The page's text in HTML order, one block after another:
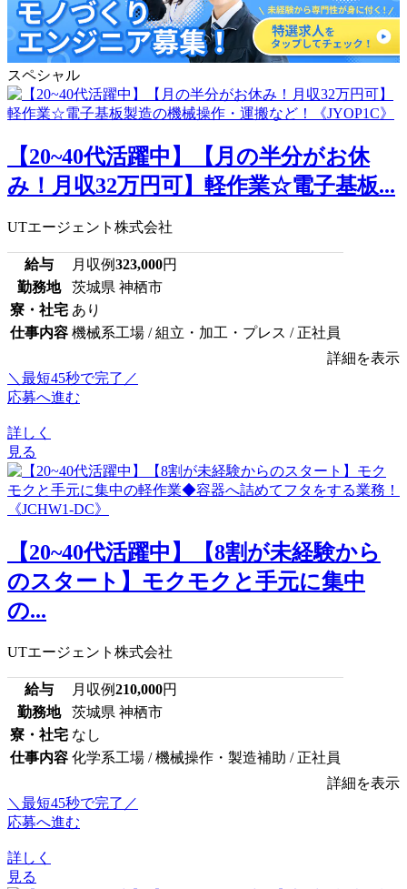
スペシャル
【20~40代活躍中】【月の半分がお休
み！月収32万円可】軽作業☆電子基板...
UTエージェント株式会社
給与 月収例323,000円
勤務地
茨城県 神栖市
寮・社宅 あり
仕事内容 機械系工場 / 組立・加工・プレス / 正社員
詳細を表示
＼最短45秒で完了／
応募へ進む
詳しく
見る
【20~40代活躍中】【8割が未経験から
のスタート】モクモクと手元に集中
の...
UTエージェント株式会社
給与 月収例210,000円
勤務地
茨城県 神栖市
寮・社宅 なし
仕事内容 化学系工場 / 機械操作・製造補助 / 正社員
詳細を表示
＼最短45秒で完了／
応募へ進む
詳しく
見る